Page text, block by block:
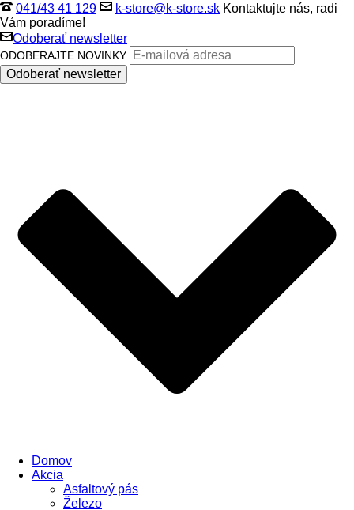
041/43 41 129 k-store@k-store.sk Kontaktujte nás, radi
Vám poradíme!
Odoberať newsletter
ODOBERAJTE NOVINKY
Domov
Akcia
Asfaltový pás
Železo